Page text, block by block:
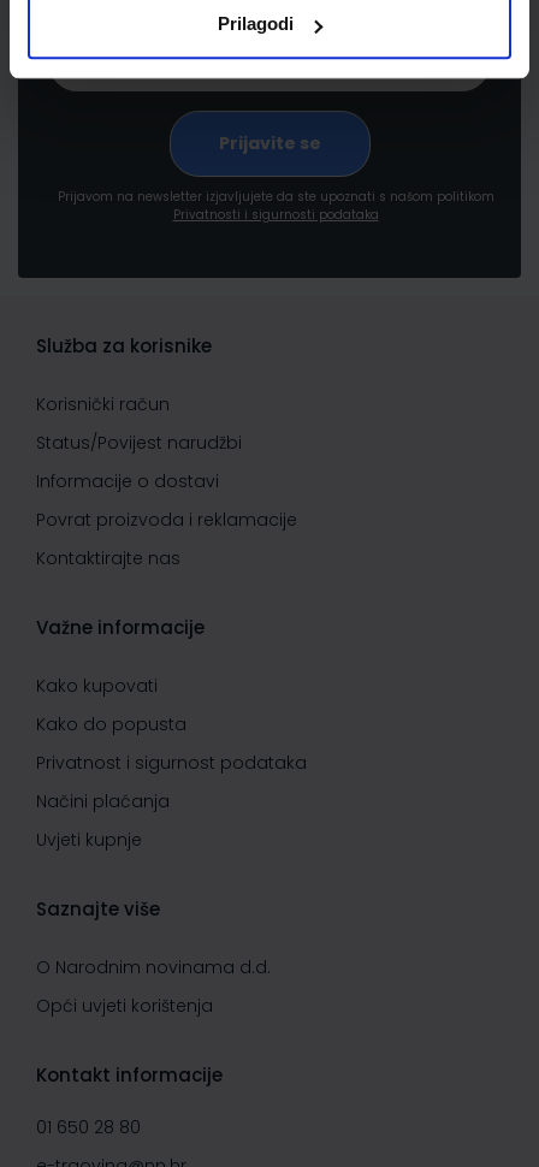
Prilagodi
Prijavom na newsletter izjavljujete da ste upoznati s našom politikom
Privatnosti i sigurnosti podataka
Služba za korisnike
Korisnički račun
Status/Povijest narudžbi
Informacije o dostavi
Povrat proizvoda i reklamacije
Kontaktirajte nas
Važne informacije
Kako kupovati
Kako do popusta
Privatnost i sigurnost podataka
Načini plaćanja
Uvjeti kupnje
Saznajte više
O Narodnim novinama d.d.
Opći uvjeti korištenja
Kontakt informacije
01 650 28 80